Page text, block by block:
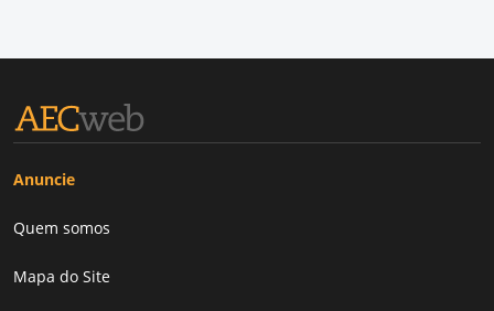
Anuncie
Quem somos
Mapa do Site